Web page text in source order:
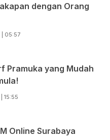
dengan Orang
05:57
Pramuka yang Mudah
15:55
Online Surabaya